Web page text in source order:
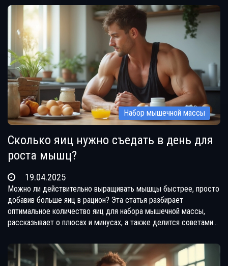
тратить годы на эксперименты. Читатель узнает, с чего начать
и как не слить результат.
Набор мышечной массы
Сколько яиц нужно съедать в день для
роста мышц?
19.04.2025
Можно ли действительно выращивать мышцы быстрее, просто
добавив больше яиц в рацион? Эта статья разбирает
оптимальное количество яиц для набора мышечной массы,
рассказывает о плюсах и минусах, а также делится советами
почему спортсмены так ценят этот продукт. Все в простых и
честных ответах без лишних сложностей.